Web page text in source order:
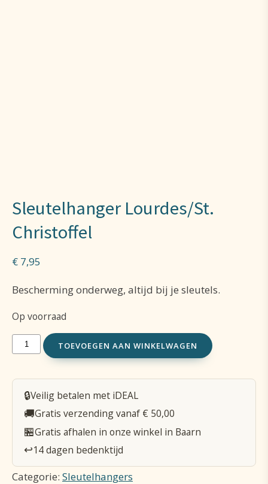
Sleutelhanger Lourdes/St.
Christoffel
€ 7,95
Bescherming onderweg, altijd bij je sleutels.
Op voorraad
Sleutelhanger
Lourdes/St.
Christoffel
aantal
TOEVOEGEN AAN WINKELWAGEN
🔒Veilig betalen met iDEAL
🚚Gratis verzending vanaf € 50,00
🏪Gratis afhalen in onze winkel in Baarn
↩️14 dagen bedenktijd
Categorie: Sleutelhangers